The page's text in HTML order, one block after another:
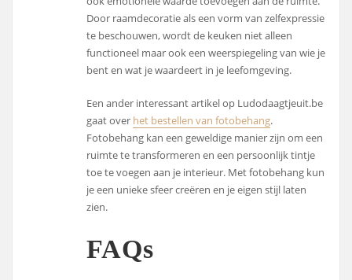
Door raamdecoratie als een vorm van zelfexpressie
te beschouwen, wordt de keuken niet alleen
functioneel maar ook een weerspiegeling van wie je
bent en wat je waardeert in je leefomgeving.
Een ander interessant artikel op Ludodaagtjeuit.be
gaat over het bestellen van fotobehang.
Fotobehang kan een geweldige manier zijn om een
ruimte te transformeren en een persoonlijk tintje
toe te voegen aan je interieur. Met fotobehang kun
je een unieke sfeer creëren en je eigen stijl laten
zien.
FAQs